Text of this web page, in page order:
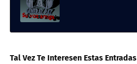
Tal Vez Te Interesen Estas Entradas